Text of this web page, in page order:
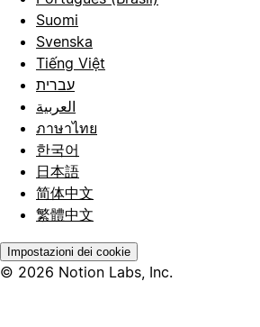
Suomi
Svenska
Tiếng Việt
עברית
العربية
ภาษาไทย
한국어
日本語
简体中文
繁體中文
Impostazioni dei cookie
© 2026 Notion Labs, Inc.